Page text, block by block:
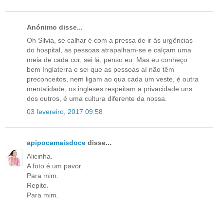
Anónimo disse...
Oh Silvia, se calhar é com a pressa de ir às urgências
do hospital, as pessoas atrapalham-se e calçam uma
meia de cada cor, sei lá, penso eu. Mas eu conheço
bem Inglaterra e sei que as pessoas aí não têm
preconceitos, nem ligam ao qua cada um veste, é outra
mentalidade, os ingleses respeitam a privacidade uns
dos outros, é uma cultura diferente da nossa.
03 fevereiro, 2017 09:58
apipocamaisdoce disse...
Alicinha.
A foto é um pavor.
Para mim.
Repito.
Para mim.